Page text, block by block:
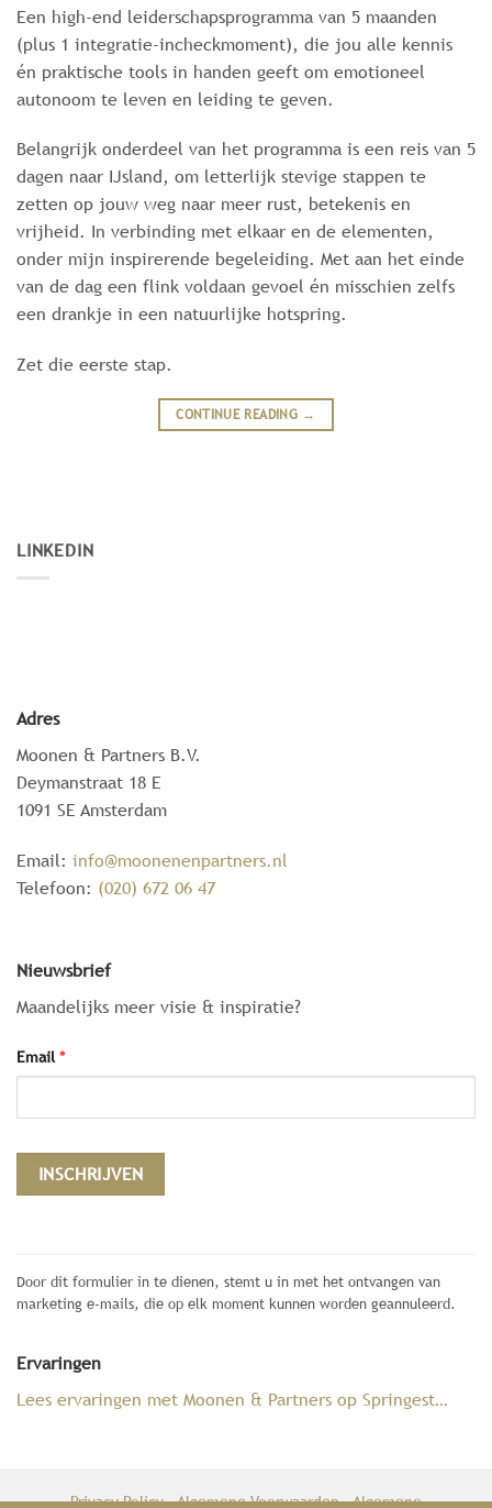
Een high-end leiderschapsprogramma van 5 maanden
(plus 1 integratie-incheckmoment), die jou alle kennis
én praktische tools in handen geeft om emotioneel
autonoom te leven en leiding te geven.
Belangrijk onderdeel van het programma is een reis van 5
dagen naar IJsland, om letterlijk stevige stappen te
zetten op jouw weg naar meer rust, betekenis en
vrijheid. In verbinding met elkaar en de elementen,
onder mijn inspirerende begeleiding. Met aan het einde
van de dag een flink voldaan gevoel én misschien zelfs
een drankje in een natuurlijke hotspring.
Zet die eerste stap.
CONTINUE READING →
LINKEDIN
Adres
Moonen & Partners B.V.
Deymanstraat 18 E
1091 SE Amsterdam
Email: info@moonenenpartners.nl
Telefoon: (020) 672 06 47
Nieuwsbrief
Maandelijks meer visie & inspiratie?
Email *
Use.
this
field
Door dit formulier in te dienen, stemt u in met het ontvangen van
marketing e-mails, die op elk moment kunnen worden geannuleerd.
Ervaringen
Lees ervaringen met Moonen & Partners op Springest…
Privacy Policy-Algemene Voorwaarden-Algemene